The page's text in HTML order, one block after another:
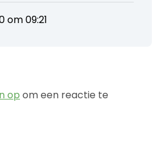
om 09:21
op om een reactie te